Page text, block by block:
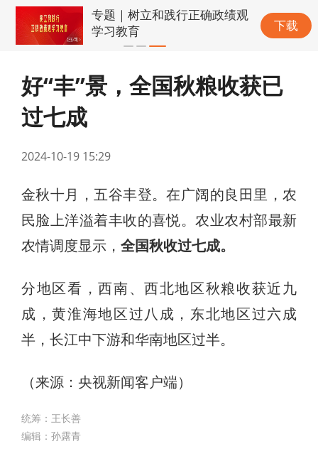
专题｜树立和践行正确政绩观
学习教育
下载
好“丰”景，全国秋粮收获已
过七成
2024-10-19 15:29
金秋十月，五谷丰登。在广阔的良田里，农
民脸上洋溢着丰收的喜悦。农业农村部最新
农情调度显示， 全国秋收过七成。
分地区看，西南、西北地区秋粮收获近九
成，黄淮海地区过八成，东北地区过六成
半，长江中下游和华南地区过半。
​（来源：央视新闻客户端）
统筹：王长善
编辑：孙露青